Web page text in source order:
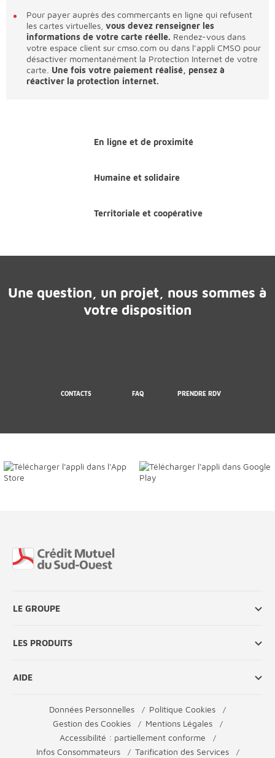
Pour payer auprès des commerçants en ligne qui refusent
les cartes virtuelles, vous devez renseigner les
informations de votre carte réelle. Rendez-vous dans
votre espace client sur cmso.com ou dans l’appli CMSO pour
désactiver momentanément la Protection Internet de votre
carte. Une fois votre paiement réalisé, pensez à
réactiver la protection internet.
En ligne et de proximité
Humaine et solidaire
Territoriale et coopérative
Une question, un projet, nous sommes à
votre disposition
CONTACTS FAQ PRENDRE RDV
LE GROUPE
LES PRODUITS
AIDE
Données Personnelles
Politique Cookies
Gestion des Cookies
Mentions Légales
Accessibilité : partiellement conforme
Infos Consommateurs
Tarification des Services
Fin de page